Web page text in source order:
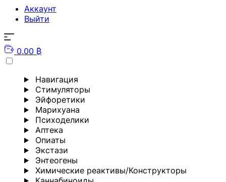
Аккаунт
Выйти
0.00 ₿
Навигация
Стимуляторы
Эйфоретики
Марихуана
Психоделики
Аптека
Опиаты
Экстази
Энтеогены
Химические реактивы/Конструкторы